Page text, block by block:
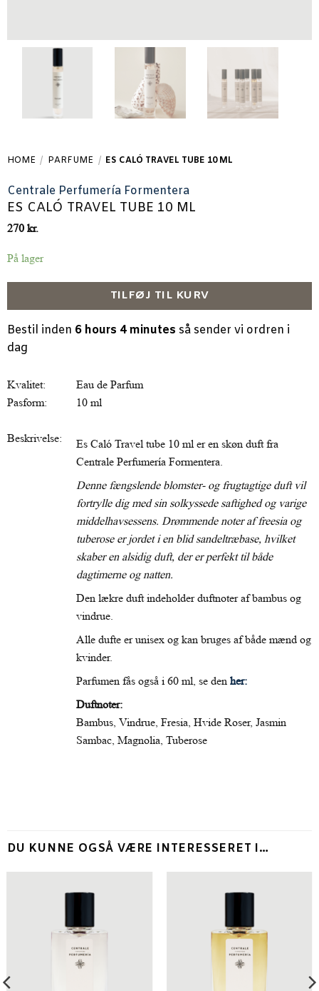
HOME / PARFUME / ES CALÓ TRAVEL TUBE 10 ML
Centrale Perfumería Formentera
ES CALÓ TRAVEL TUBE 10 ML
270 kr.
På lager
TILFØJ TIL KURV
Bestil inden 6 hours 4 minutes så sender vi ordren i
dag
Kvalitet:
Pasform:
Beskrivelse:
Eau de Parfum
10 ml
Es Caló Travel tube 10 ml er en skøn duft fra
Centrale Perfumería Formentera.
Denne fængslende blomster- og frugtagtige duft vil
fortrylle dig med sin solkyssede saftighed og varige
middelhavsessens. Drømmende noter af freesia og
tuberose er jordet i en blid sandeltræbase, hvilket
skaber en alsidig duft, der er perfekt til både
dagtimerne og natten.
Den lækre duft indeholder duftnoter af bambus og
vindrue.
Alle dufte er unisex og kan bruges af både mænd og
kvinder.
Parfumen fås også i 60 ml, se den her:
Duftnoter:
Bambus, Vindrue, Fresia, Hvide Roser, Jasmin
Sambac, Magnolia, Tuberose
DU KUNNE OGSÅ VÆRE INTERESSERET I…